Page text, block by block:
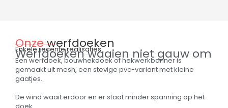
Onzewerfdoeken
Enkele recente realisaties
Werfdoeken waaien niet gauw om
Een werfdoek, bouwhekdoek of hekwerkbanner is
gemaakt uit mesh, een stevige pvc-variant met kleine
gaatjes.
De wind waait erdoor en er staat minder spanning op het
doek.